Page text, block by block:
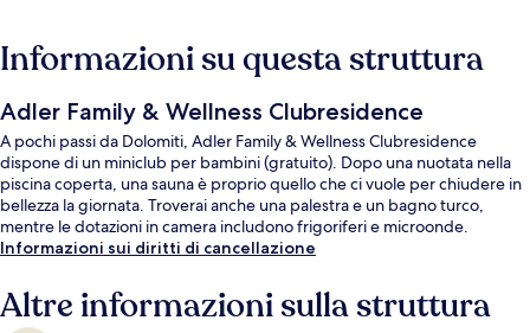
Informazioni su questa struttura
Adler Family & Wellness Clubresidence
A pochi passi da Dolomiti, Adler Family & Wellness Clubresidence
dispone di un miniclub per bambini (gratuito). Dopo una nuotata nella
piscina coperta, una sauna è proprio quello che ci vuole per chiudere in
bellezza la giornata. Troverai anche una palestra e un bagno turco,
mentre le dotazioni in camera includono frigoriferi e microonde.
Informazioni sui diritti di cancellazione
Altre informazioni sulla struttura